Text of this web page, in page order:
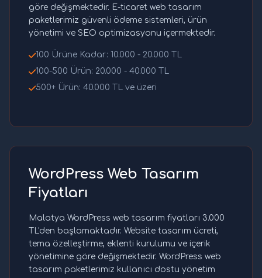
göre değişmektedir. E-ticaret web tasarım
paketlerimiz güvenli ödeme sistemleri, ürün
yönetimi ve SEO optimizasyonu içermektedir.
100 Ürüne Kadar: 10.000 - 20.000 TL
100-500 Ürün: 20.000 - 40.000 TL
500+ Ürün: 40.000 TL ve üzeri
WordPress Web Tasarım
Fiyatları
Malatya WordPress web tasarım fiyatları 3.000
TL'den başlamaktadır. Website tasarım ücreti,
tema özelleştirme, eklenti kurulumu ve içerik
yönetimine göre değişmektedir. WordPress web
tasarım paketlerimiz kullanıcı dostu yönetim